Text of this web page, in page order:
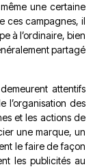
une certaine
ces campagnes, il
à l’ordinaire, bien
partagé
attentifs
l’organisation des
et les actions de
une marque, un
le faire de façon
les publicités au